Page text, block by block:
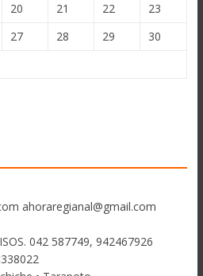
20 21 22
23
27 28 29
30
ahoraregianal@gmail.com
042 587749, 942467926